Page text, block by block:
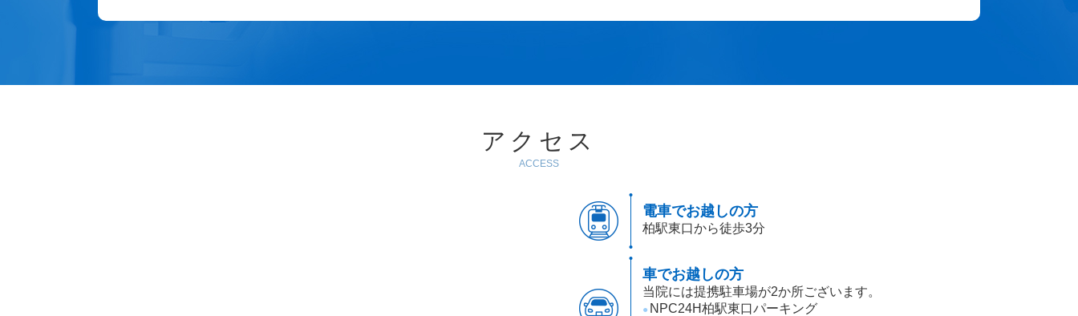
アクセス
ACCESS
電車でお越しの方
柏駅東口から徒歩3分
車でお越しの方
当院には提携駐車場が2か所ございます。
● NPC24H柏駅東口パーキング